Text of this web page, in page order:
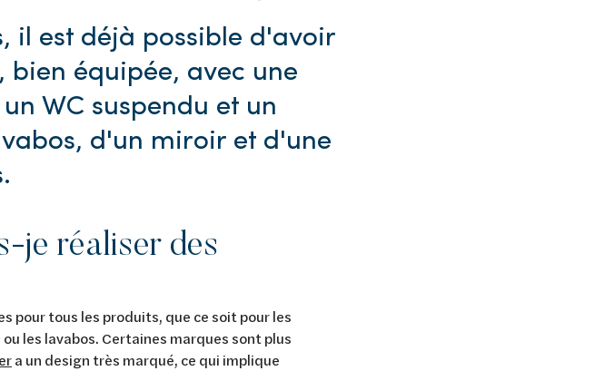
il est déjà possible d'avoir
bien équipée, avec une
WC suspendu et un
d'un miroir et d'une
je réaliser des
pour tous les produits, que ce soit pour les
les lavabos. Certaines marques sont plus
a un design très marqué, ce qui implique